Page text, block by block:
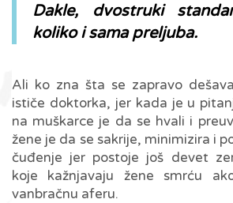
Dakle, dvostruki
koliko i sama preljuba.
Ali ko zna šta se zapravo
ističe doktorka, jer kada je u
na muškarce je da se hvali i
žene je da se sakrije, minimizira i
čuđenje jer postoje još devet
koje kažnjavaju žene smrću
vanbračnu aferu.